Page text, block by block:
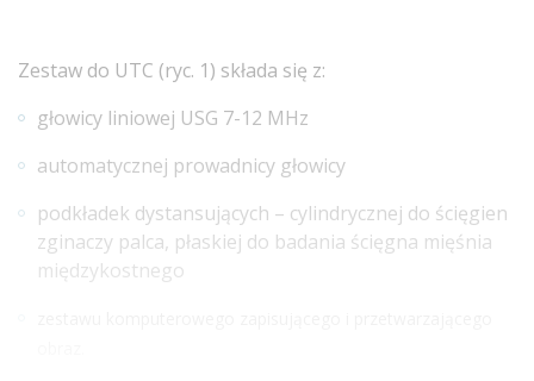
Zestaw do UTC (ryc. 1) składa się z:
głowicy liniowej USG 7-12 MHz
automatycznej prowadnicy głowicy
podkładek dystansujących – cylindrycznej do ścięgien
zginaczy palca, płaskiej do badania ścięgna mięśnia
międzykostnego